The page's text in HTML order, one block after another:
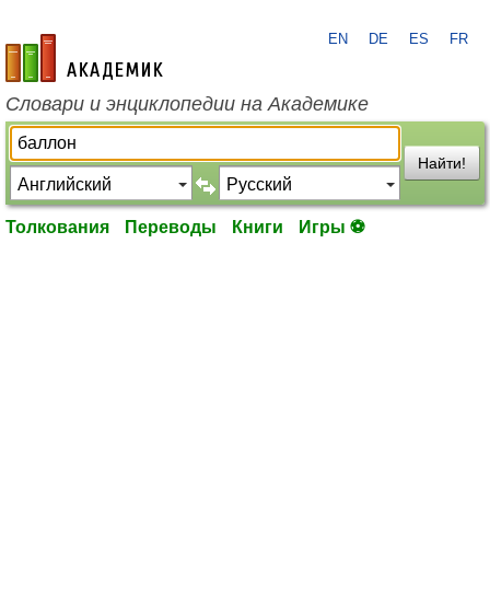
academic.ru
EN DE ES FR
Словари и энциклопедии на Академике
Найти!
Толкования Переводы Книги Игры ⚽